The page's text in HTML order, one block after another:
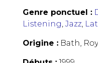
Genre ponctuel :
Listening, Jazz,
Origine : Bath,